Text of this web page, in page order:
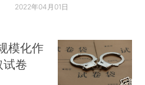
2022年04月01日
模化作
试卷